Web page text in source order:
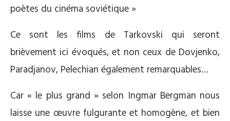
poètes du cinéma soviétique »
Ce sont les films de Tarkovski qui seront
brièvement ici évoqués, et non ceux de Dovjenko,
Paradjanov, Pelechian également remarquables…
Car « le plus grand » selon Ingmar Bergman nous
laisse une œuvre fulgurante et homogène, et bien